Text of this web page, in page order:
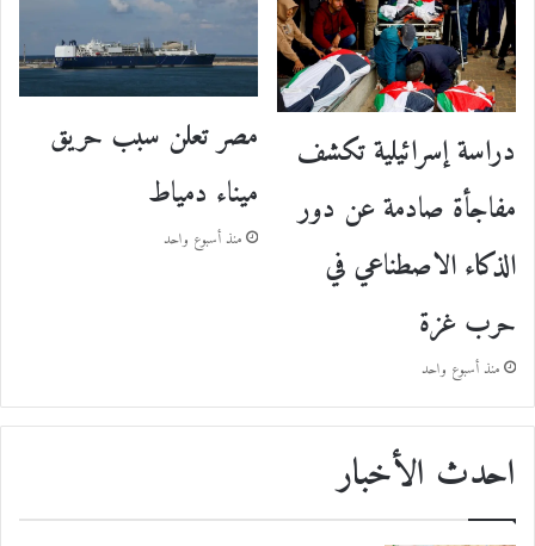
دراسة إسرائيلية تكشف
مفاجأة صادمة عن دور
الذكاء الاصطناعي في
حرب غزة
منذ أسبوع واحد
مصر تعلن سبب حريق
ميناء دمياط
منذ أسبوع واحد
احدث الأخبار